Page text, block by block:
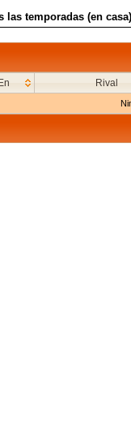
las temporadas (en casa)
En Rival